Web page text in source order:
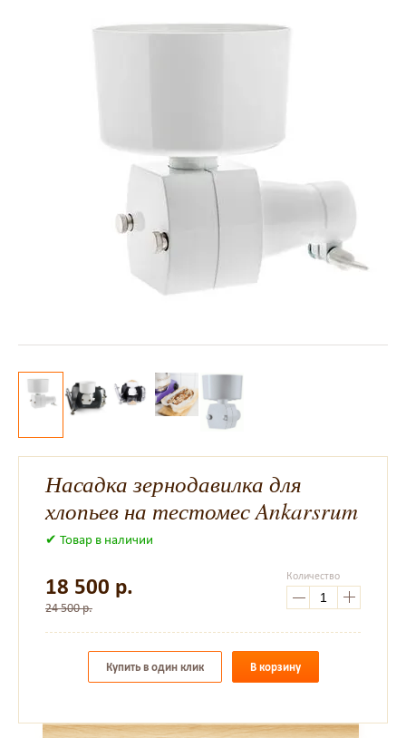
Насадка зернодавилка для
хлопьев на тестомес Ankarsrum
✔ Товар в наличии
18 500 р.
24 500 р.
Количество
Купить в один клик В корзину